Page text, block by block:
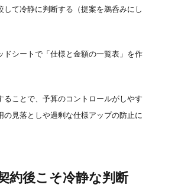
して冷静に判断する（提案を鵜呑みにし
ドシートで「仕様と金額の一覧表」を作
ることで、予算のコントロールがしやす
の見落としや過剰な仕様アップの防止に
約後こそ冷静な判断